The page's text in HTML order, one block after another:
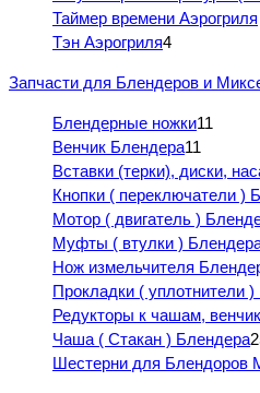
Таймер времени Аэрогриля
Тэн Аэрогриля4
Запчасти для Блендеров и
Блендерные ножки11
Венчик Блендера11
Вставки (терки), диски,
Кнопки ( переключатели )
Мотор ( двигатель )
Муфты ( втулки )
Нож измельчителя
Прокладки ( уплотнители
Редукторы к чашам,
Чаша ( Стакан ) Блендера
Шестерни для Блендоров